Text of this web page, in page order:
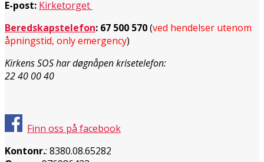
E-post: Kirketorget
Beredskapstelefon: 67 500 570(ved hendelser utenom
åpningstid, only emergency)
Kirkens SOS har døgnåpen krisetelefon:
22 40 00 40
Finn oss på facebook
Kontonr.: 8380.08.65282